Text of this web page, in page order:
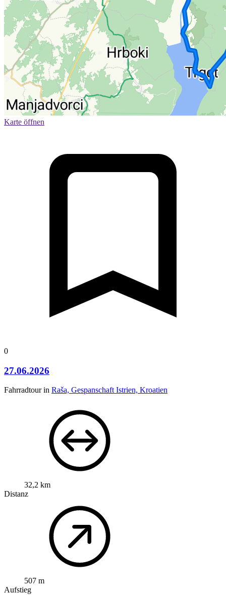
Karte öffnen
0
27.06.2026
Fahrradtour in Raša, Gespanschaft Istrien, Kroatien
32,2 km
Distanz
507 m
Aufstieg